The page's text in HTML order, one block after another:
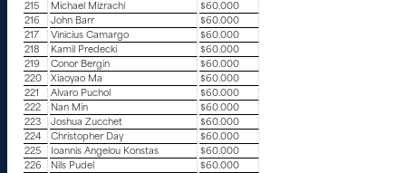
215
Michael Mizrachi
$60.000
216
John Barr
$60.000
217
Vinicius Camargo
$60.000
218
Kamil Predecki
$60.000
219
Conor Bergin
$60.000
220
Xiaoyao Ma
$60.000
221
Alvaro Puchol
$60.000
222
Nan Min
$60.000
223
Joshua Zucchet
$60.000
224
Christopher Day
$60.000
225
Ioannis Angelou Konstas
$60.000
226
Nils Pudel
$60.000